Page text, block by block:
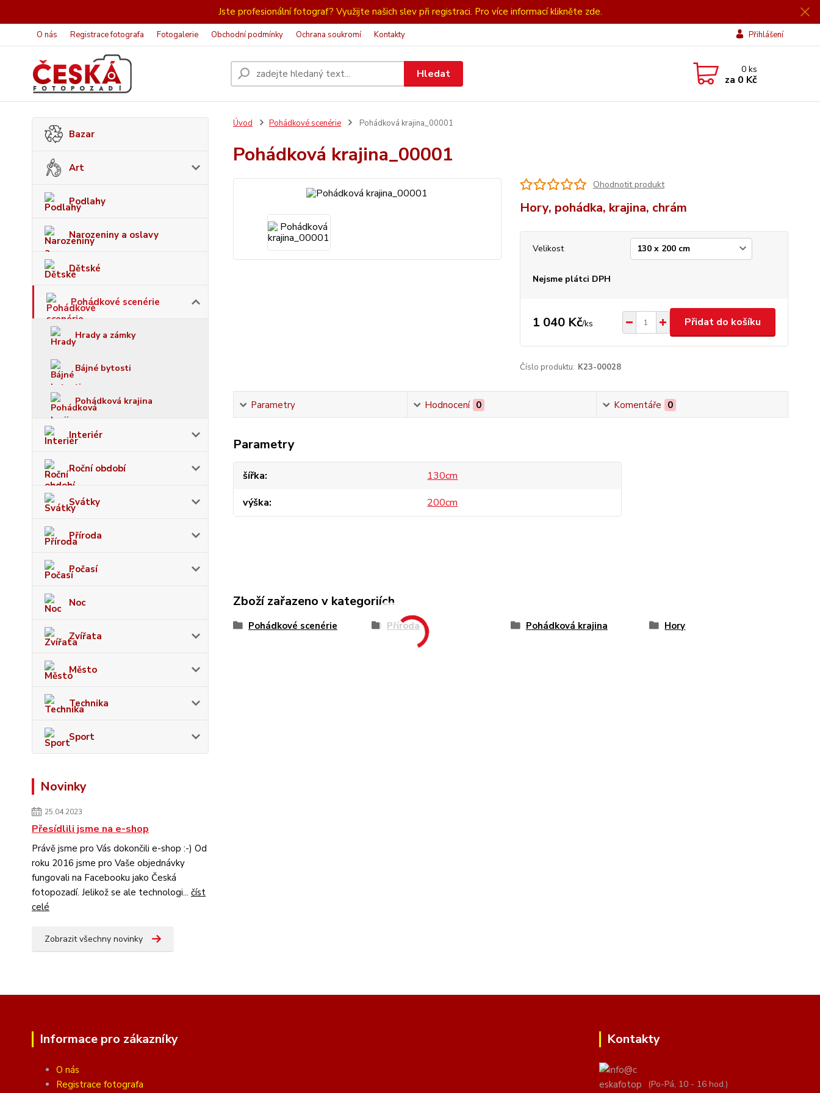
Jste profesionální fotograf? Využijte našich slev při registraci. Pro více informací klikněte zde.
O nás Registrace fotografa Fotogalerie Obchodní podmínky Ochrana soukromí Kontakty Přihlášení
Hledat 0ks
za 0 Kč
Bazar
Art
Podlahy
Narozeniny a oslavy
Dětské
Pohádkové scenérie
Hrady a zámky
Bájné bytosti
Pohádková krajina
Interiér
Roční období
Svátky
Příroda
Počasí
Noc
Zvířata
Město
Technika
Sport
Novinky
25.04.2023
Přesídlili jsme na e-shop
Právě jsme pro Vás dokončili e-shop :-) Od
roku 2016 jsme pro Vaše objednávky
fungovali na Facebooku jako Česká
fotopozadí. Jelikož se ale technologi... číst
celé
Zobrazit všechny novinky
Úvod Pohádkové scenérie Pohádková krajina_00001
Pohádková krajina_00001
Ohodnotit produkt
Hory, pohádka, krajina, chrám
Velikost
Nejsme plátci DPH
1 040 Kč/ks Přidat do košíku
Číslo produktu: K23-00028
Parametry Hodnocení 0 Komentáře 0
Parametry
šířka
130cm
výška
200cm
Zboží zařazeno v kategoriích
Pohádkové scenérie Příroda Pohádková krajina Hory
Informace pro zákazníky
O nás
Registrace fotografa
Kontakty
(Po-Pá, 10 - 16 hod.)